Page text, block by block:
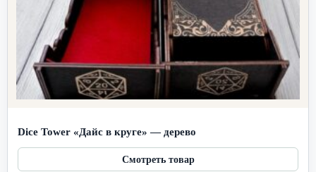
Dice Tower «Дайс в круге» — дерево